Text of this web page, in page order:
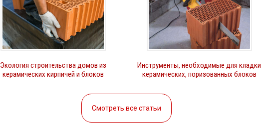
Экология строительства домов из
керамических кирпичей и блоков
Инструменты, необходимые для кладки
керамических, поризованных блоков
Смотреть все статьи